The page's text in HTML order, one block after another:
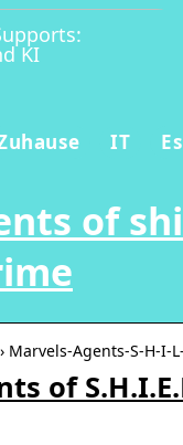
KI
IT
of
Marvels-Agents-S-H-I-
of